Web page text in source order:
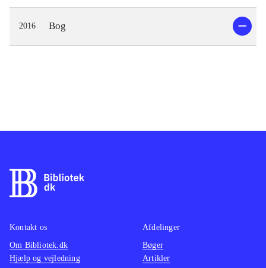
2016 Bog
Kontakt os
Om Bibliotek.dk
Hjælp og vejledning
Afdelinger
Bøger
Artikler